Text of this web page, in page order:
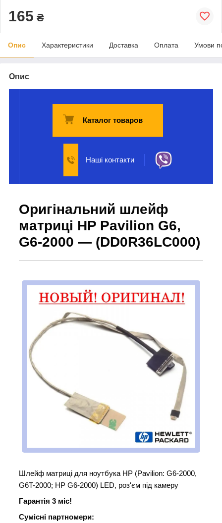
165 ₴
Опис Характеристики Доставка Оплата Умови
Опис
Каталог товаров
Наші контакти
Оригінальний шлейф
матриці HP Pavilion G6,
G6-2000 — (DD0R36LC000)
Шлейф матриці для ноутбука HP (Pavilion: G6-2000,
G6T-2000; HP G6-2000) LED, роз'єм під камеру
Гарантія 3 міс!
Сумісні партномери: